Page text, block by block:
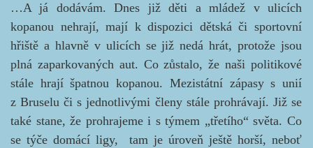
…A já dodávám. Dnes již děti a mládež v ulicích
kopanou nehrají, mají k dispozici dětská či sportovní
hřiště a hlavně v ulicích se již nedá hrát, protože jsou
plná zaparkovaných aut. Co zůstalo, že naši politikové
stále hrají špatnou kopanou. Mezistátní zápasy s unií
z Bruselu či s jednotlivými členy stále prohrávají. Již se
také stane, že prohrajeme i s týmem „třetího“ světa. Co
se týče domácí ligy, tam je úroveň ještě horší, neboť